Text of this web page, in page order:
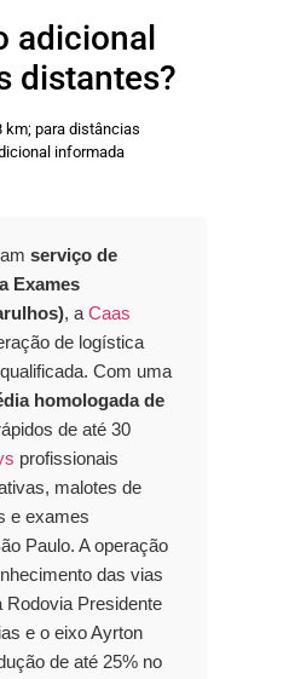
adicional
distantes?
km; para distâncias
informada
serviço de
Exames
, a Caas
de logística
Com uma
homologada de
de até 30
profissionais
malotes de
e exames
Paulo. A operação
das vias
Presidente
e o eixo Ayrton
de até 25% no